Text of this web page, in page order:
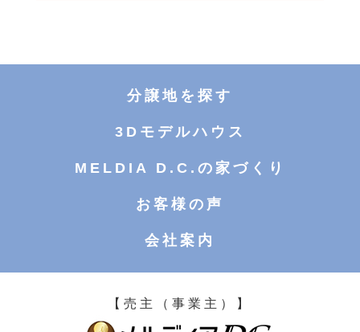
分譲地を探す
3Dモデルハウス
MELDIA D.C.の家づくり
お客様の声
会社案内
【売主（事業主）】